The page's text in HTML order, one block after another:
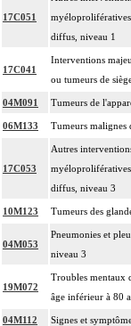
17C051
diffus, niveau 1
17C041
Interventions
ou tumeurs de
04M091 Tumeurs de
06M133 Tumeurs malignes
17C053
Autres
diffus, niveau 3
10M123 Tumeurs des
04M053
Pneumonies et
niveau 3
19M072
Troubles mentaux
âge inférieur à 80
04M112 Signes et